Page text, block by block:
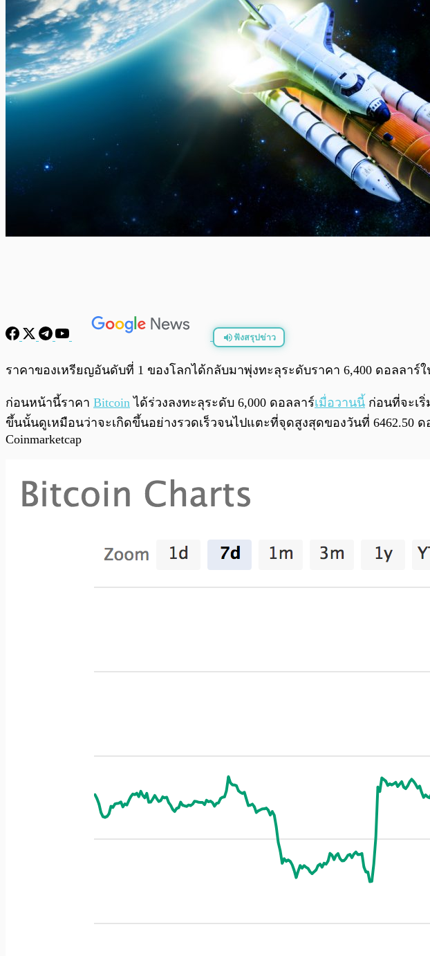
ฟังสรุปข่าว
พร้อมเล่น
ราคาของเหรียญอันดับที่ 1 ของโลกได้กลับมาพุ่งทะลุระดับราคา 6,400 ดอลลา
ก่อนหน้านี้ราคา Bitcoin ได้ร่วงลงทะลุระดับ 6,000 ดอลลาร์เมื่อวานนี้ ก่อนที่จะเ
ขึ้นนั้นดูเหมือนว่าจะเกิดขึ้นอย่างรวดเร็วจนไปแตะที่จุดสูงสุดของวันที่ 6462.50
Coinmarketcap